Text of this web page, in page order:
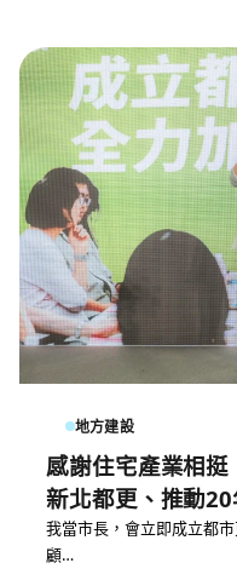
地方建設
感謝住宅產業相
新北都更、推動20
我當市長，會立即成立都
顧…